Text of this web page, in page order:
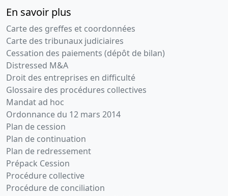
En savoir plus
Carte des greffes et coordonnées
Carte des tribunaux judiciaires
Cessation des paiements (dépôt de bilan)
Distressed M&A
Droit des entreprises en difficulté
Glossaire des procédures collectives
Mandat ad hoc
Ordonnance du 12 mars 2014
Plan de cession
Plan de continuation
Plan de redressement
Prépack Cession
Procédure collective
Procédure de conciliation